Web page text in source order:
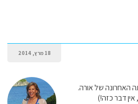
18 מרץ, 2014
האחרונה של אורה.
אין דבר כזה!)